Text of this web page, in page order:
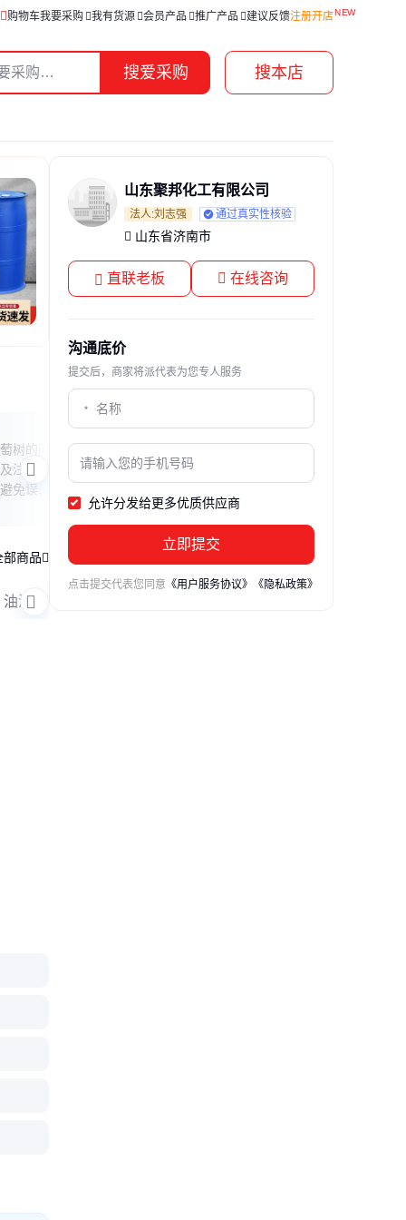
购物车我要采购 我有货源 会员产品 推广产品 建议反馈注册开店
搜爱采购 搜本店
树的问
注意事
免误
本文揭秘过磷酸钙肥料的核心成分与作用
机制，解析其有效磷含量、辅助成分及适
部商品
油漆涂料
山东聚邦化工有限公司
法人:刘志强 通过真实性核验
山东省济南市
直联老板 在线咨询
沟通底价
提交后，商家将派代表为您专人服务
允许分发给更多优质供应商
立即提交
点击提交代表您同意 《用户服务协议》 《隐私政策》